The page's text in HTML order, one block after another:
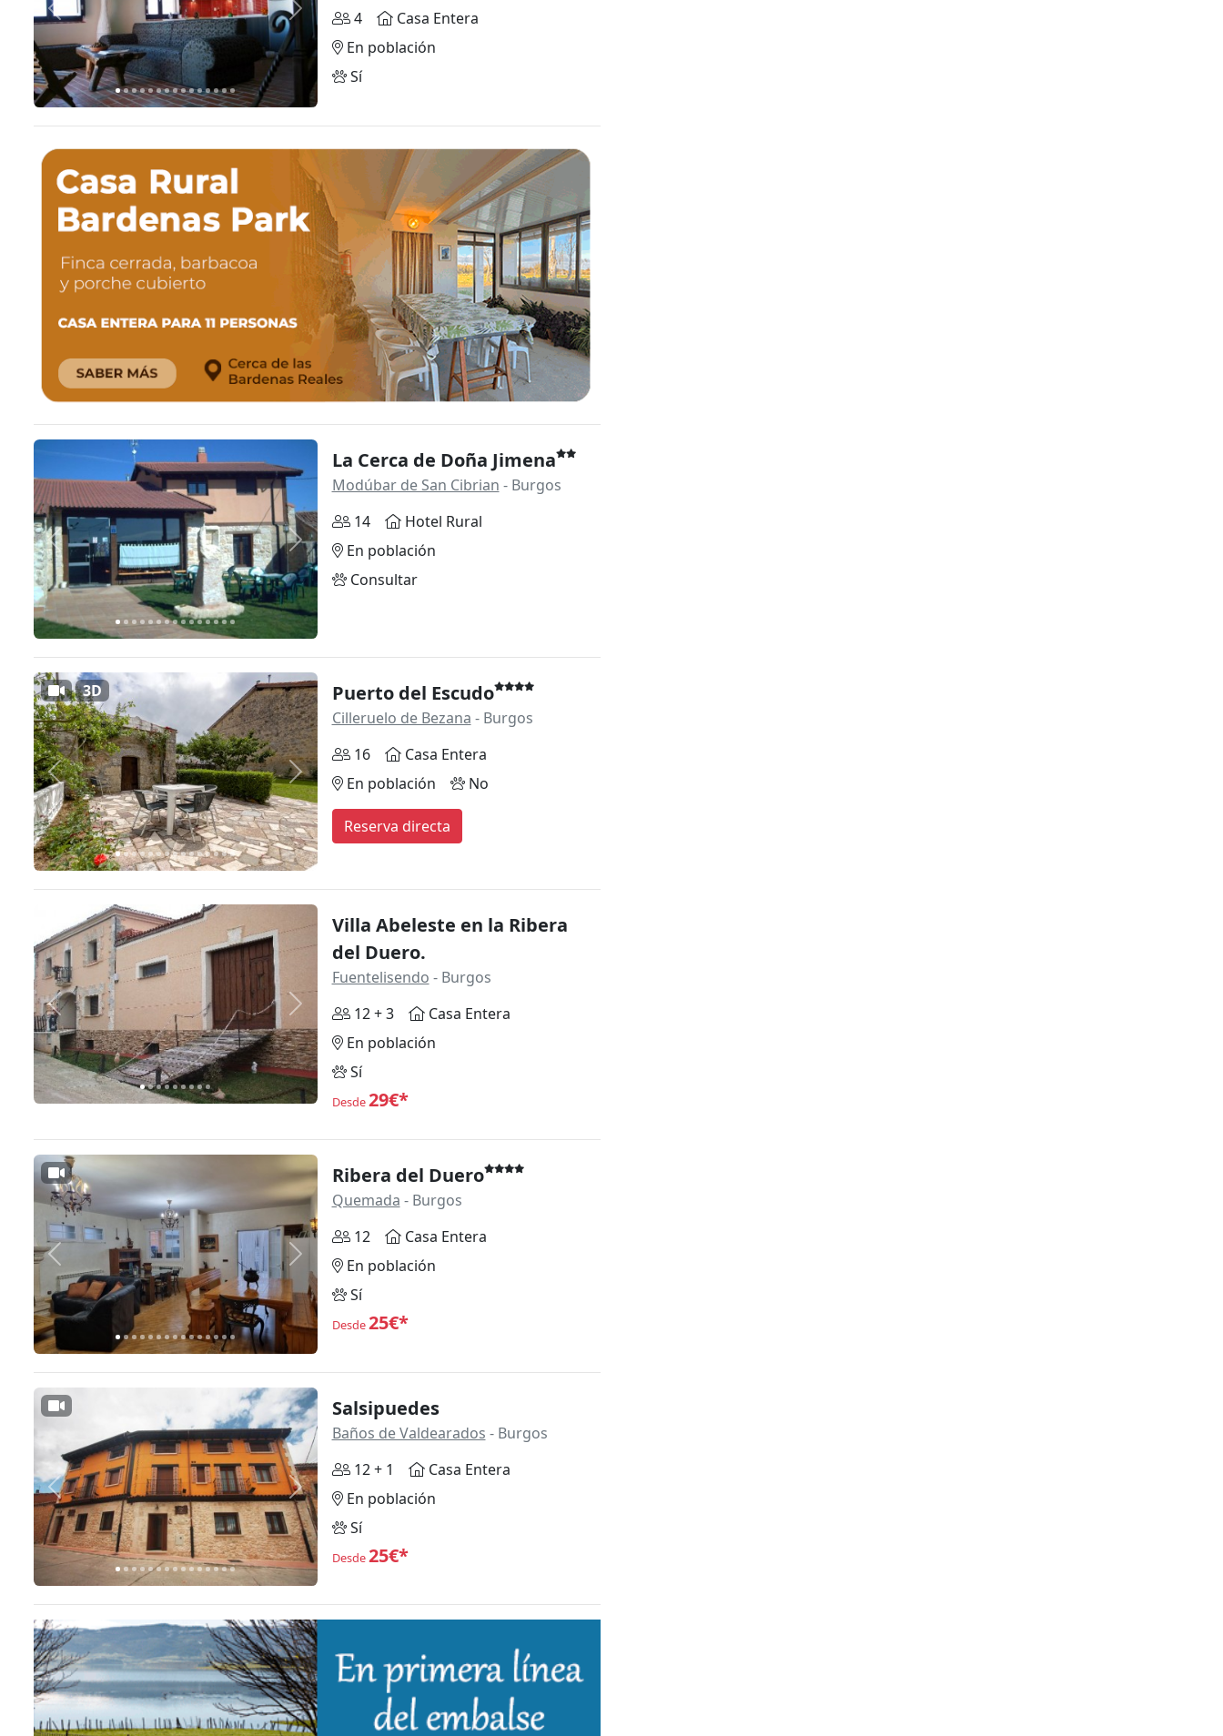
Anterior Siguiente
4
Casa Entera
En población
Sí
Anterior Siguiente
La Cerca de Doña Jimena
Modúbar de San Cibrian - Burgos
14
Hotel Rural
En población
Consultar
Anterior Siguiente
3D Puerto del Escudo
Cilleruelo de Bezana - Burgos
16
Casa Entera
En población
No
Reserva directa
Anterior Siguiente
Villa Abeleste en la Ribera
del Duero.
Fuentelisendo - Burgos
12 + 3
Casa Entera
En población
Sí
Desde29€*
Anterior Siguiente
Ribera del Duero
Quemada - Burgos
12
Casa Entera
En población
Sí
Desde25€*
Anterior Siguiente
Salsipuedes
Baños de Valdearados - Burgos
12 + 1
Casa Entera
En población
Sí
Desde25€*